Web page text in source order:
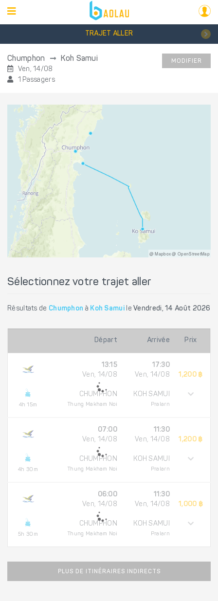
TRAJET ALLER
Chumphon Koh Samui
Ven, 14/08
1 Passagers
MODIFIER
@ Mapbox @ OpenStreetMap
Sélectionnez votre trajet aller
Résultats de Chumphon à Koh SamuileVendredi, 14 Août 2026
Départ Arrivée Prix
4h 15m
13:15
Ven, 14/08
CHUMPHON
Thung Makham Noi
17:30
Ven, 14/08
KOH SAMUI
Pralarn
1,200 ฿
4h 30m
07:00
Ven, 14/08
CHUMPHON
Thung Makham Noi
11:30
Ven, 14/08
KOH SAMUI
Pralarn
1,200 ฿
5h 30m
06:00
Ven, 14/08
CHUMPHON
Thung Makham Noi
11:30
Ven, 14/08
KOH SAMUI
Pralarn
1,000 ฿
PLUS DE ITINÉRAIRES INDIRECTS